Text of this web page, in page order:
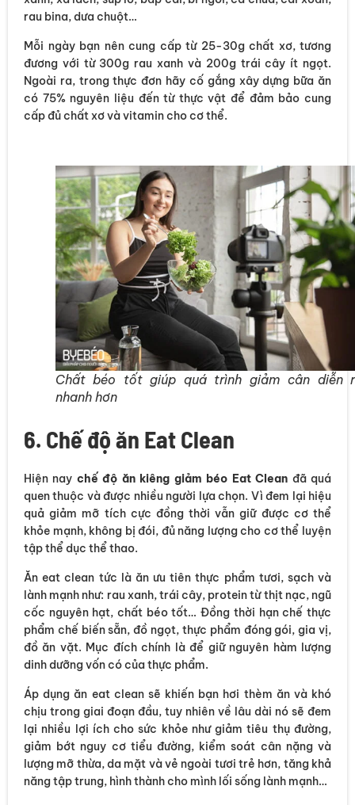
rau bina, dưa chuột…
Mỗi ngày bạn nên cung cấp từ 25-30g chất xơ, tương
đương với từ 300g rau xanh và 200g trái cây ít ngọt.
Ngoài ra, trong thực đơn hãy cố gắng xây dựng bữa ăn
có 75% nguyên liệu đến từ thực vật để đảm bảo cung
cấp đủ chất xơ và vitamin cho cơ thể.
Chất béo tốt giúp quá trình giảm cân diễn
nhanh hơn
6. Chế độ ăn Eat Clean
Hiện nay chế độ ăn kiêng giảm béo Eat Clean đã quá
quen thuộc và được nhiều người lựa chọn. Vì đem lại hiệu
quả giảm mỡ tích cực đồng thời vẫn giữ được cơ thể
khỏe mạnh, không bị đói, đủ năng lượng cho cơ thể luyện
tập thể dục thể thao.
Ăn eat clean tức là ăn ưu tiên thực phẩm tươi, sạch và
lành mạnh như: rau xanh, trái cây, protein từ thịt nạc, ngũ
cốc nguyên hạt, chất béo tốt… Đồng thời hạn chế thực
phẩm chế biến sẵn, đồ ngọt, thực phẩm đóng gói, gia vị,
đồ ăn vặt. Mục đích chính là để giữ nguyên hàm lượng
dinh dưỡng vốn có của thực phẩm.
Áp dụng ăn eat clean sẽ khiến bạn hơi thèm ăn và khó
chịu trong giai đoạn đầu, tuy nhiên về lâu dài nó sẽ đem
lại nhiều lợi ích cho sức khỏe như giảm tiêu thụ đường,
giảm bớt nguy cơ tiểu đường, kiểm soát cân nặng và
lượng mỡ thừa, da mặt và vẻ ngoài tươi trẻ hơn, tăng khả
năng tập trung, hình thành cho mình lối sống lành mạnh…